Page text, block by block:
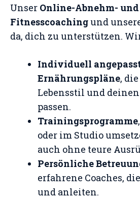
Unser Online-Abnehm- und
Fitnesscoachingund
da, dich zu unterstützen.
Individuell
Ernährungspläne,
Lebensstil und
passen.
Trainingsprogramme
oder im Studio
auch ohne teure
Persönliche
erfahrene Coaches,
und anleiten.